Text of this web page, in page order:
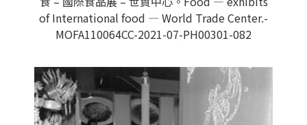
of International food — World Trade Center.-
MOFA110064CC-2021-07-PH00301-082